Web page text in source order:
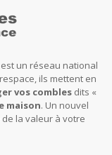
est un réseau national
ils mettent en
vos comblesdits «
maison. Un nouvel
la valeur à votre